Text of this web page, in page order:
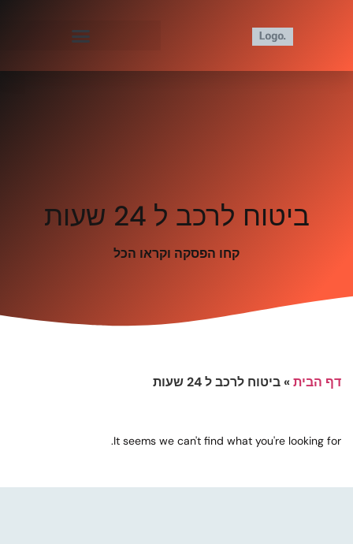
ביטוח לרכב ל 24 שעות
קחו הפסקה וקראו הכל
דף הבית»ביטוח לרכב ל 24 שעות
It seems we can't find what you're looking for.